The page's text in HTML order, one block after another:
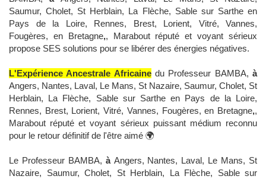
Saumur, Cholet, St Herblain, La Flèche, Sable sur Sarthe en
Pays de la Loire, Rennes, Brest, Lorient, Vitré, Vannes,
Fougères, en Bretagne,, Marabout réputé et voyant sérieux
propose SES solutions pour se libérer des énergies négatives.
L'Expérience Ancestrale Africainedu Professeur BAMBA,à
Angers, Nantes, Laval, Le Mans, St Nazaire, Saumur, Cholet, St
Herblain, La Flèche, Sable sur Sarthe en Pays de la Loire,
Rennes, Brest, Lorient, Vitré, Vannes, Fougères, en Bretagne,,
Marabout réputé et voyant sérieux puissant médium reconnu
pour le retour définitif de l'être aimé 🌍
Le Professeur BAMBA, à Angers, Nantes, Laval, Le Mans, St
Nazaire, Saumur, Cholet, St Herblain, La Flèche, Sable sur